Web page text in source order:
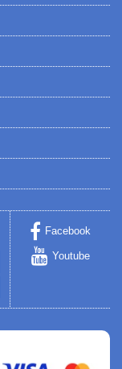
Facebook
Youtube